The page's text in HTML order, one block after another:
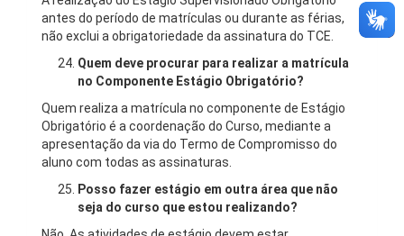
antes do período de matrículas ou durante as férias,
não exclui a obrigatoriedade da assinatura do TCE.
Quem deve procurar para realizar a matrícula
no Componente Estágio Obrigatório?
Quem realiza a matrícula no componente de Estágio
Obrigatório é a coordenação do Curso, mediante a
apresentação da via do Termo de Compromisso do
aluno com todas as assinaturas.
Posso fazer estágio em outra área que não
seja do curso que estou realizando?